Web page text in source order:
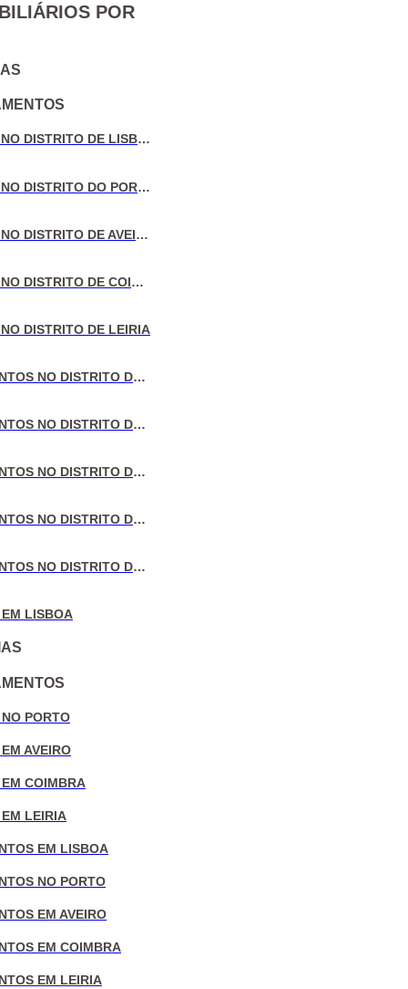
POR
VENDA DE MORADIAS NO DISTRITO DE LISBOA
VENDA DE MORADIAS NO DISTRITO DO PORTO
VENDA DE MORADIAS NO DISTRITO DE AVEIRO
VENDA DE MORADIAS NO DISTRITO DE COIMBRA
DISTRITO DE LEIRIA
VENDA DE APARTAMENTOS NO DISTRITO DE LISBOA
VENDA DE APARTAMENTOS NO DISTRITO DO PORTO
VENDA DE APARTAMENTOS NO DISTRITO DE AVEIRO
VENDA DE APARTAMENTOS NO DISTRITO DE COIMBRA
VENDA DE APARTAMENTOS NO DISTRITO DE LEIRIA
LISBOA
PORTO
AVEIRO
COIMBRA
LEIRIA
EM LISBOA
NO PORTO
EM AVEIRO
EM COIMBRA
EM LEIRIA